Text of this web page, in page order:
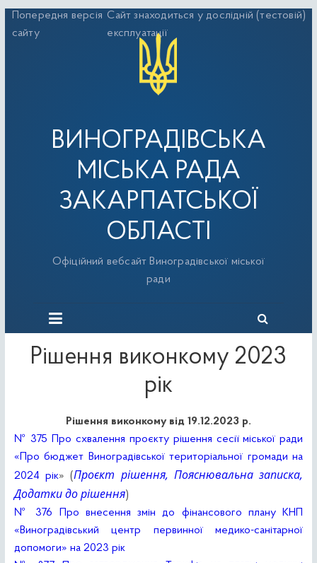
Перейти
до
Попередня версія
сайту
Сайт знаходиться у дослідній (тестовій)
експлуатації
ВИНОГРАДІВСЬКА
МІСЬКА РАДА
ЗАКАРПАТСЬКОЇ
ОБЛАСТІ
Офіційний вебсайт Виноградівської міської
ради
Рішення виконкому 2023
рік
Рішення виконкому від 19.12.2023 р.
№ 375 Про схвалення проєкту рішення сесії міської ради
«Про бюджет Виноградівської територіальної громади на
2024 рік» (Проєкт рішення, Пояснювальна записка,
Додатки до рішення)
№ 376 Про внесення змін до фінансового плану КНП
«Виноградівський центр первинної медико-санітарної
допомоги» на 2023 рік